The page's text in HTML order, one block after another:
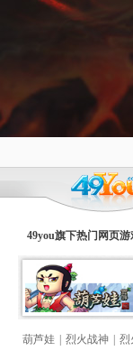
49you旗下热门 网页游
葫芦娃 烈火战神 烈